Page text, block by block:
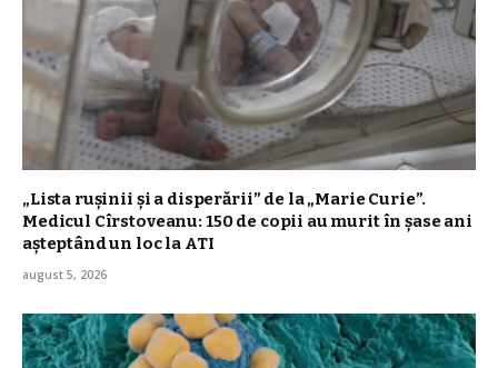
„Lista rușinii și a disperării” de la „Marie Curie”.
Medicul Cîrstoveanu: 150 de copii au murit în șase ani
așteptând un loc la ATI
august 5, 2026